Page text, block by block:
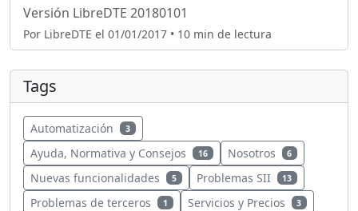
Versión LibreDTE 20180101
Por LibreDTE el 01/01/2017 • 10 min de lectura
Tags
Automatización 3
Ayuda, Normativa y Consejos 16 Nosotros 6
Nuevas funcionalidades 5 Problemas SII 13
Problemas de terceros 1 Servicios y Precios 3